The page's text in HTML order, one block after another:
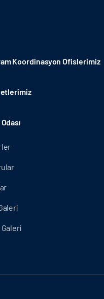
Koordinasyon Ofislerimiz